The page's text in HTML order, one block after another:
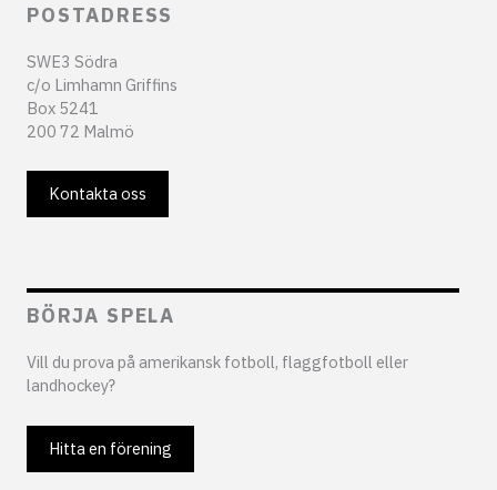
POSTADRESS
SWE3 Södra
c/o Limhamn Griffins
Box 5241
200 72 Malmö
Kontakta oss
BÖRJA SPELA
Vill du prova på amerikansk fotboll, flaggfotboll eller
landhockey?
Hitta en förening